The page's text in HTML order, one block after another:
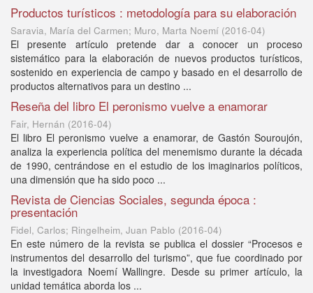
Productos turísticos : metodología para su elaboración
Saravia, María del Carmen; Muro, Marta Noemí (2016-04)
El presente artículo pretende dar a conocer un proceso
sistemático para la elaboración de nuevos productos turísticos,
sostenido en experiencia de campo y basado en el desarrollo de
productos alternativos para un destino ...
Reseña del libro El peronismo vuelve a enamorar
Fair, Hernán (2016-04)
El libro El peronismo vuelve a enamorar, de Gastón Souroujón,
analiza la experiencia política del menemismo durante la década
de 1990, centrándose en el estudio de los imaginarios políticos,
una dimensión que ha sido poco ...
Revista de Ciencias Sociales, segunda época :
presentación
Fidel, Carlos; Ringelheim, Juan Pablo (2016-04)
En este número de la revista se publica el dossier “Procesos e
instrumentos del desarrollo del turismo”, que fue coordinado por
la investigadora Noemí Wallingre. Desde su primer artículo, la
unidad temática aborda los ...